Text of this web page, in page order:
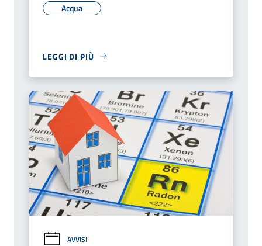
Acqua
LEGGI DI PIÙ
AVVISI